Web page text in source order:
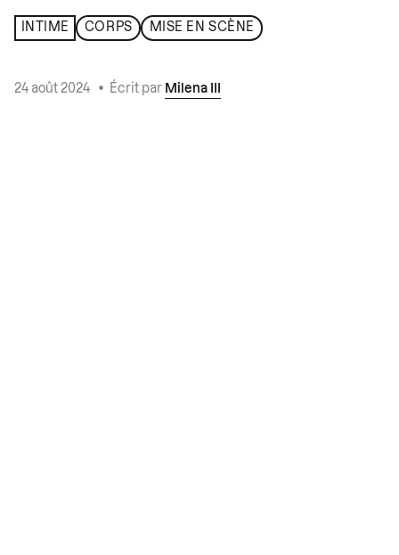
INTIME CORPS MISE EN SCÈNE
24 août 2024 • Écrit par Milena III